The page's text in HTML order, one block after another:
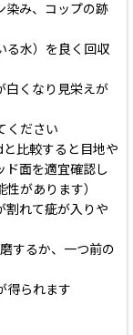
染み、コップの跡
る水）を良く回収
白くなり見栄えが
ください
比較すると目地や
ド面を適宜確認し
があります）
れて疵が入りや
するか、一つ前の
得られます